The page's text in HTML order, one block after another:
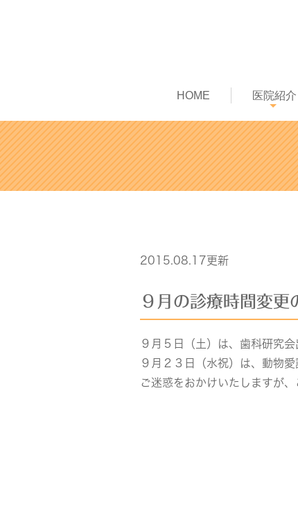
HOME 医院紹介
2015.08.17更新
９月の診療時間変更
９月５日（土）は、歯科研究
９月２３日（水祝）は、動物
ご迷惑をおかけいたしますが